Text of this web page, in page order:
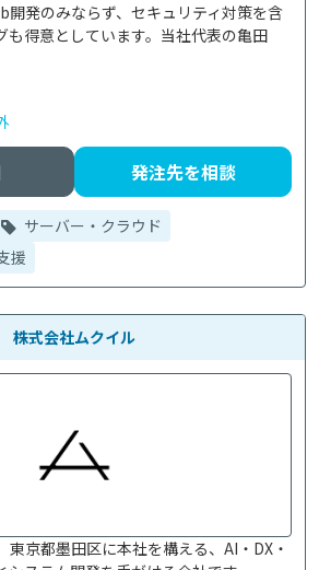
開発のみならず、セキュリティ対策を含
も得意としています。当社代表の亀田
発注先を相談
サーバー・クラウド
援
株式会社ムクイル
東京都墨田区に本社を構える、AI・DX・